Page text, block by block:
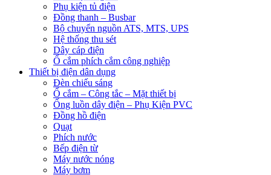
Phụ kiện tủ điện
Đồng thanh – Busbar
Bộ chuyển nguồn ATS, MTS, UPS
Hệ thống thu sét
Dây cáp điện
Ổ cắm phích cắm công nghiệp
Thiết bị điện dân dụng
Đèn chiếu sáng
Ổ cắm – Công tắc – Mặt thiết bị
Ống luồn dây điện – Phụ Kiện PVC
Đồng hồ điện
Quạt
Phích nước
Bếp điện từ
Máy nước nóng
Máy bơm